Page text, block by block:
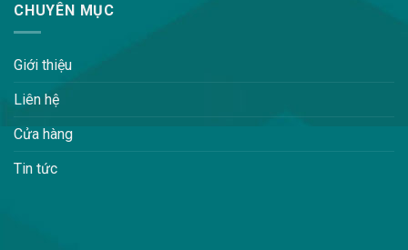
CHUYÊN MỤC
Giới thiệu
Liên hệ
Cửa hàng
Tin tức